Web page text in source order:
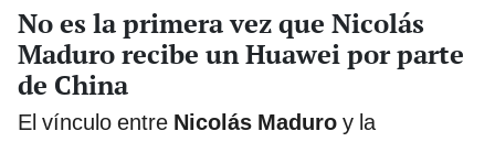
No es la primera vez que Nicolás
Maduro recibe un Huawei por parte
de China
El vínculo entre Nicolás Maduro y la